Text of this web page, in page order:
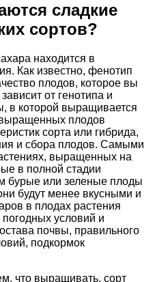
сладкие
сортов?
находится в
Как известно, фенотип
плодов, которое вы
от генотипа и
в которой выращивается
выращенных плодов
сорта или гибрида,
и сбора плодов. Самыми
выращенных на
в полной стадии
бурые или зеленые плоды
будут менее вкусными и
в плодах растения
условий и
почвы, правильного
подкормок
что выращивать, сорт